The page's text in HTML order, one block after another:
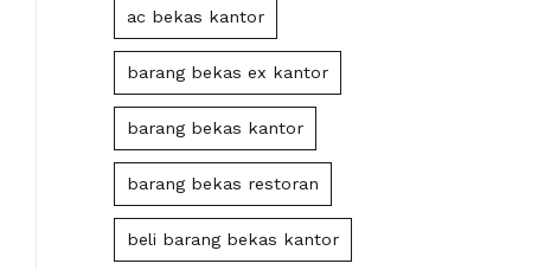
ac bekas kantor
barang bekas ex kantor
barang bekas kantor
barang bekas restoran
beli barang bekas kantor